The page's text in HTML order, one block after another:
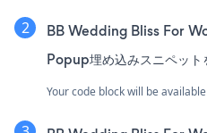
BB Wedding Bliss For
Popup埋め込みスニペット
Your code block will be